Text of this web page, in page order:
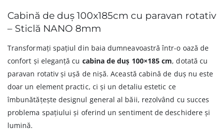
Cabină de duș 100x185cm cu paravan rotativ
– Sticlă NANO 8mm
Transformați spațiul din baia dumneavoastră într-o oază de
confort și eleganță cu cabina de duș 100×185 cm, dotată cu
paravan rotativ și ușă de nișă. Această cabină de duș nu este
doar un element practic, ci și un detaliu estetic ce
îmbunătățește designul general al băii, rezolvând cu succes
problema spațiului și oferind un sentiment de deschidere și
lumină.